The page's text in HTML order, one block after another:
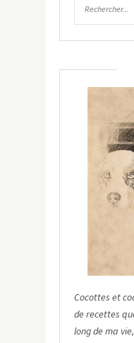
Cocottes et
de recettes
long de ma